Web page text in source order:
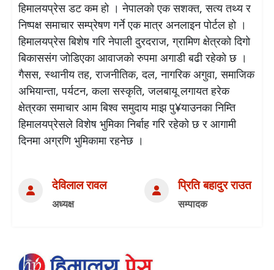
हिमालयप्रेस डट कम हो । नेपालको एक सशक्त, सत्य तथ्य र
निष्पक्ष समाचार सम्प्रेषण गर्ने एक मात्र अनलाइन पोर्टल हो ।
हिमालयप्रेस बिशेष गरि नेपाली दुरदराज, ग्रामिण क्षेत्रको दिगो
बिकाससंग जोडिएका आवाजको रुपमा अगाडी बढी रहेको छ ।
गैसस, स्थानीय तह, राजनीतिक, दल, नागरिक अगुवा, समाजिक
अभियान्ता, पर्यटन, कला सस्कृति, जलबायू लगायत हरेक
क्षेत्रका समाचार आम बिश्व समुदाय माझ पु¥याउनका निम्ति
हिमालयप्रेसले विशेष भुमिका निर्बाह गरि रहेको छ र आगामी
दिनमा अग्रणि भुमिकामा रहनेछ ।
देविलाल रावल
अध्यक्ष
प्रिति बहादुर राउत
सम्पादक